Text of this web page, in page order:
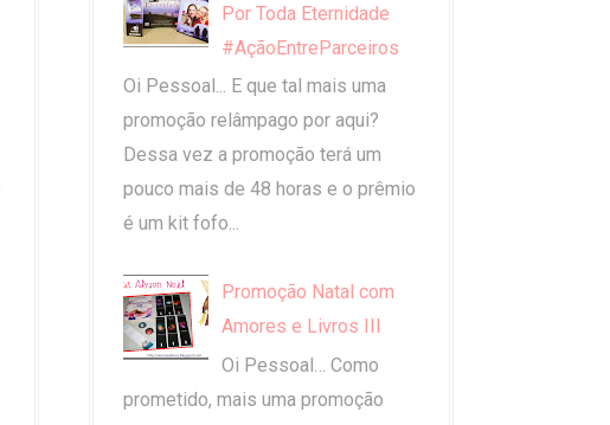
Por Toda Eternidade
#AçãoEntreParceiros
Oi Pessoal... E que tal mais uma
promoção relâmpago por aqui?
Dessa vez a promoção terá um
pouco mais de 48 horas e o prêmio
é um kit fofo...
Promoção Natal com
Amores e Livros III
Oi Pessoal… Como
prometido, mais uma promoção